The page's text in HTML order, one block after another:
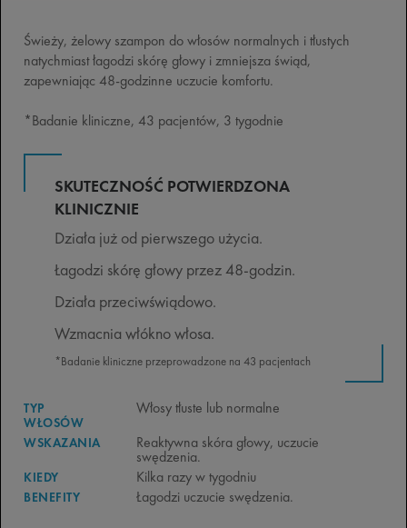
Świeży, żelowy szampon do włosów normalnych i tłustych
natychmiast łagodzi skórę głowy i zmniejsza świąd,
zapewniając 48-godzinne uczucie komfortu.
*Badanie kliniczne, 43 pacjentów, 3 tygodnie
SKUTECZNOŚĆ POTWIERDZONA
KLINICZNIE
Działa już od pierwszego użycia.
Łagodzi skórę głowy przez 48-godzin.
Działa przeciwświądowo.
Wzmacnia włókno włosa.
*Badanie kliniczne przeprowadzone na 43 pacjentach
TYP
WŁOSÓW
Włosy tłuste lub normalne
WSKAZANIA Reaktywna skóra głowy, uczucie
swędzenia.
KIEDY Kilka razy w tygodniu
BENEFITY Łagodzi uczucie swędzenia.